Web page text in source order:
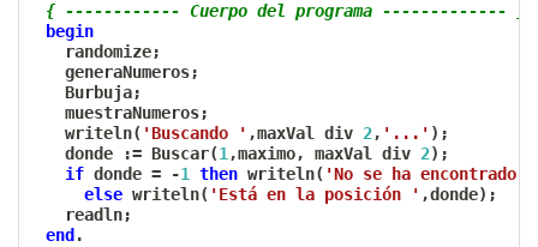
{ ------------ Cuerpo del programa ------------- }
begin
   randomize
;
   generaNumeros
;
   Burbuja
;
   muestraNumeros
;
   writeln
( 'Buscando ' ,maxVal div 2, '...' ) ;
   donde
:= Buscar(1 ,maximo, maxVal div 2) ;
if donde = -1 then writeln( 'No se ha encontrado'
else writeln( 'Está en la posición ' ,donde) ;
   readln
;
end .